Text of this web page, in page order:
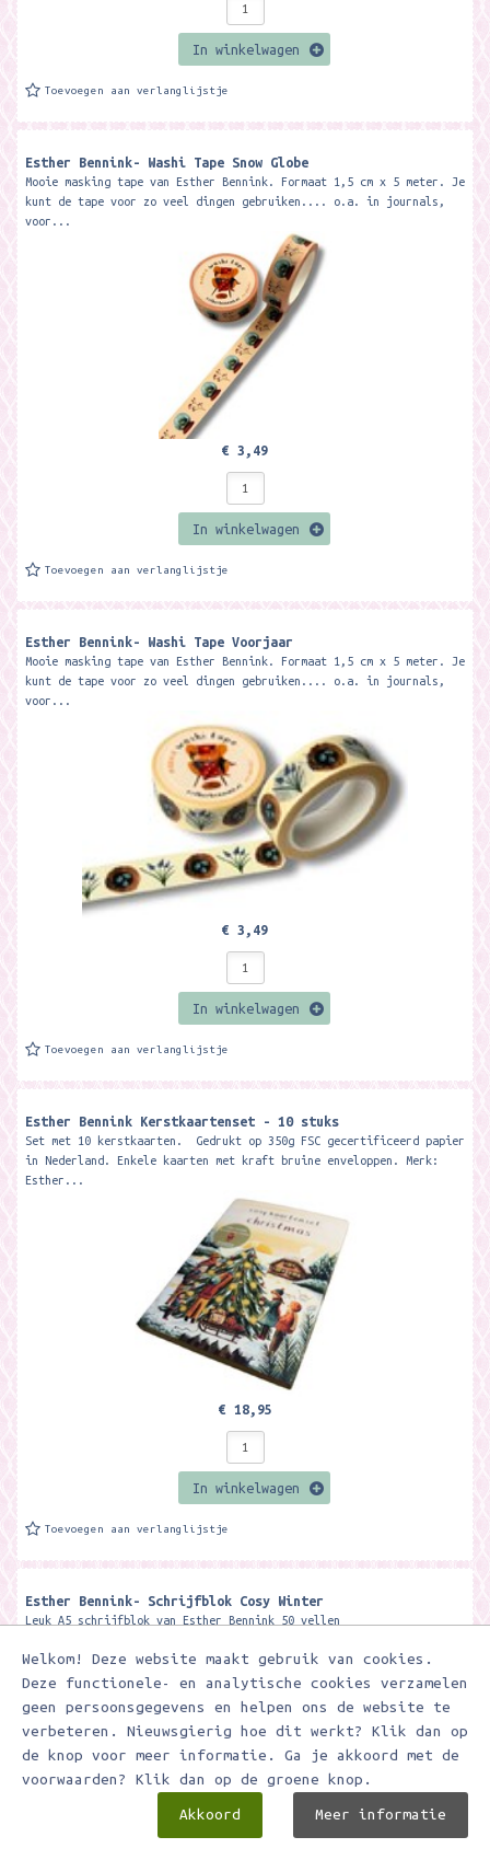
Welkom! Deze website maakt gebruik van cookies.
Deze functionele- en analytische cookies verzamelen
geen persoonsgegevens en helpen ons de website te
verbeteren. Nieuwsgierig hoe dit werkt? Klik dan op
de knop voor meer informatie. Ga je akkoord met de
voorwaarden? Klik dan op de groene knop.
Akkoord Meer informatie
In winkelwagen
Toevoegen aan verlanglijstje
Esther Bennink- Washi Tape Snow Globe
Mooie masking tape van Esther Bennink. Formaat 1,5 cm x 5 meter. Je
kunt de tape voor zo veel dingen gebruiken.... o.a. in journals,
voor...
€ 3,49
In winkelwagen
Toevoegen aan verlanglijstje
Esther Bennink- Washi Tape Voorjaar
Mooie masking tape van Esther Bennink. Formaat 1,5 cm x 5 meter. Je
kunt de tape voor zo veel dingen gebruiken.... o.a. in journals,
voor...
€ 3,49
In winkelwagen
Toevoegen aan verlanglijstje
Esther Bennink Kerstkaartenset - 10 stuks
Set met 10 kerstkaarten. Gedrukt op 350g FSC gecertificeerd papier
in Nederland. Enkele kaarten met kraft bruine enveloppen. Merk:
Esther...
€ 18,95
In winkelwagen
Toevoegen aan verlanglijstje
Esther Bennink- Schrijfblok Cosy Winter
Leuk A5 schrijfblok van Esther Bennink 50 vellen